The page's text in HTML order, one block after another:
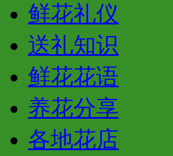
鲜花礼仪
送礼知识
鲜花花语
养花分享
各地花店